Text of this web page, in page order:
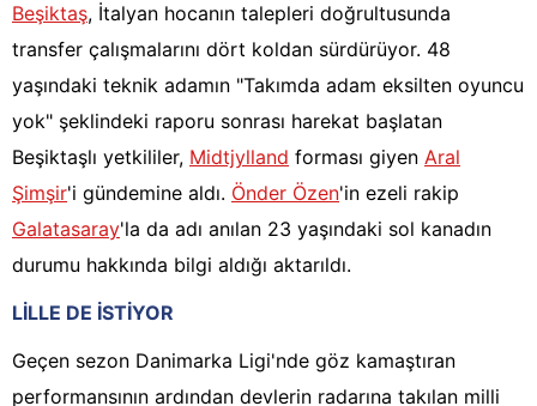
Beşiktaş, İtalyan hocanın talepleri doğrultusunda
transfer çalışmalarını dört koldan sürdürüyor. 48
yaşındaki teknik adamın "Takımda adam eksilten oyuncu
yok" şeklindeki raporu sonrası harekat başlatan
Beşiktaşlı yetkililer, Midtjylland forması giyen Aral
Şimşir'i gündemine aldı. Önder Özen'in ezeli rakip
Galatasaray'la da adı anılan 23 yaşındaki sol kanadın
durumu hakkında bilgi aldığı aktarıldı.
LİLLE DE İSTİYOR
Geçen sezon Danimarka Ligi'nde göz kamaştıran
performansının ardından devlerin radarına takılan milli